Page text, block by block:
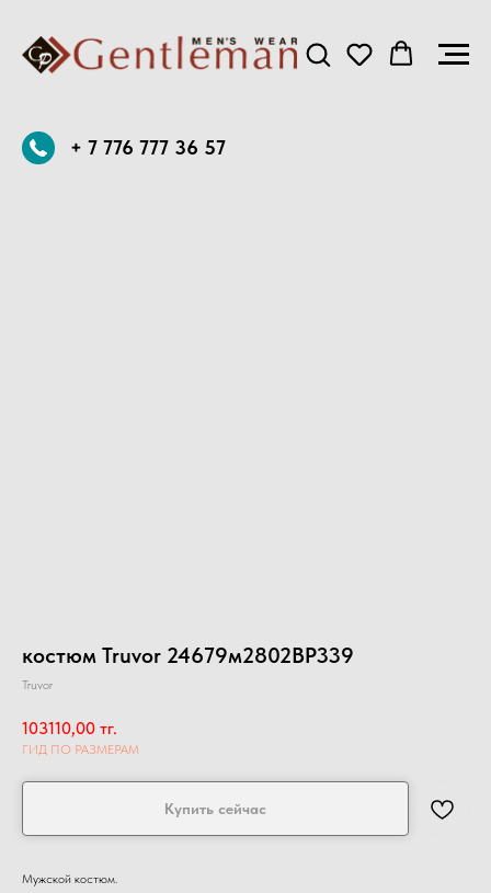
+ 7 776 777 36 57
костюм Truvor 24679м2802BP339
Truvor
103110,00 тг.
ГИД ПО РАЗМЕРАМ
Купить сейчас
Мужской костюм.